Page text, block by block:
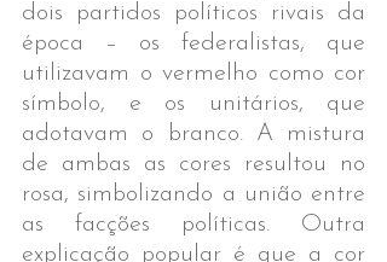
dois partidos políticos rivais da
época – os federalistas, que
utilizavam o vermelho como cor
símbolo, e os unitários, que
adotavam o branco. A mistura
de ambas as cores resultou no
rosa, simbolizando a união entre
as facções políticas. Outra
explicação popular é que a cor